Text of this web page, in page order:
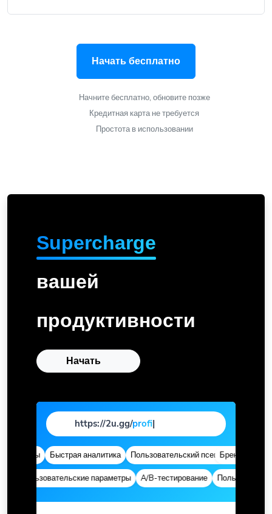
Начать бесплатно
Начните бесплатно, обновите позже
Кредитная карта не требуется
Простота в использовании
Supercharge
вашей
продуктивности
Начать
https://2u.gg/page|
Быстрая аналитика Пользовательский псевдонимБрендированные
Пользовательские параметры A/B-тестирование